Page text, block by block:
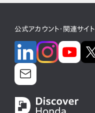
公式アカウント・関連サイト